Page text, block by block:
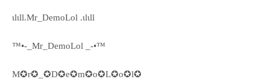
ιlιll.Mr_DemoLol .ιlιll
™•-_Mr_DemoLol _-•™
M✪r✪_✪D✪e✪m✪o✪L✪o✪l✪